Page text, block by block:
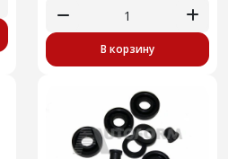
В корзину